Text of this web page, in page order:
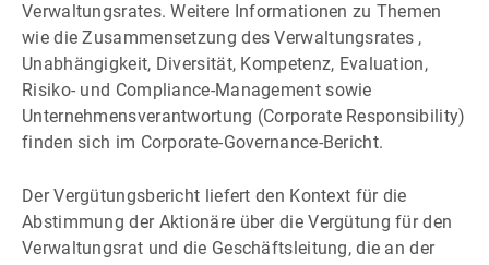
Verwaltungsrates. Weitere Informationen zu Themen
wie die Zusammensetzung des Verwaltungsrates ,
Unabhängigkeit, Diversität, Kompetenz, Evaluation,
Risiko- und Compliance-Management sowie
Unternehmensverantwortung (Corporate Responsibility)
finden sich im Corporate-Governance-Bericht.
Der Vergütungsbericht liefert den Kontext für die
Abstimmung der Aktionäre über die Vergütung für den
Verwaltungsrat und die Geschäftsleitung, die an der